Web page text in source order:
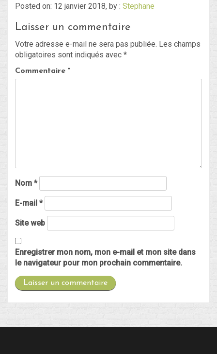
Blog
Non classé
Connexion
Posted on: 12 janvier 2018, by : Stephane
Laisser un commentaire
Votre adresse e-mail ne sera pas publiée. Les champs
obligatoires sont indiqués avec *
Commentaire *
Nom *
E-mail *
Site web
Enregistrer mon nom, mon e-mail et mon site dans
le navigateur pour mon prochain commentaire.